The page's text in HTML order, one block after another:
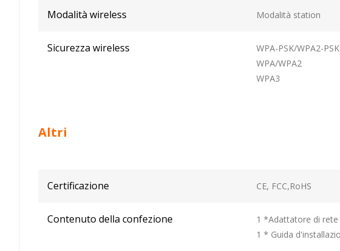
Modalità wireless Modalità station
Sicurezza wireless
WPA-PSK/WPA2-PSK
WPA/WPA2
WPA3
Altri
Certificazione CE, FCC,RoHS
Contenuto della confezione
1 *Adattatore di rete
1 * Guida